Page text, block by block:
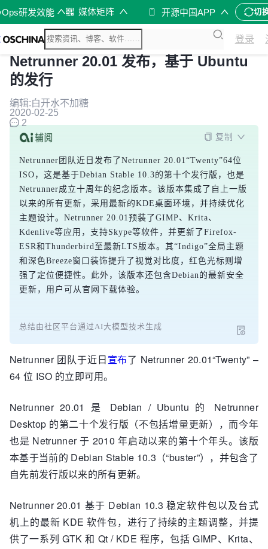
研发效能 媒体矩阵 开源中国APP 切
登录
Netrunner 20.01 发布，基于 Ubuntu
的发行
编辑:白开水不加糖
2020-02-25
2
复制
Netrunner团队近日发布了Netrunner 20.01“Twenty”64位
ISO，这是基于Debian Stable 10.3的第十个发行版，也是
Netrunner成立十周年的纪念版本。该版本集成了自上一版
以来的所有更新，采用最新的KDE桌面环境，并持续优化
主题设计。Netrunner 20.01预装了GIMP、Krita、
Kdenlive等应用，支持Skype等软件，并更新了Firefox-
ESR和Thunderbird至最新LTS版本。其“Indigo”全局主题
和深色Breeze窗口装饰提升了视觉对比度，红色光标则增
强了定位便捷性。此外，该版本还包含Debian的最新安全
更新，用户可从官网下载体验。
总结由社区平台通过AI大模型技术生成
Netrunner 团队于近日宣布了 Netrunner 20.01“Twenty” –
64 位 ISO 的立即可用。
Netrunner 20.01 是 Debian / Ubuntu 的 Netrunner
Desktop 的第二十个发行版（不包括增量更新），而今年
也是 Netrunner 于 2010 年启动以来的第十个年头。该版
本基于当前的 Debian Stable 10.3（“buster”），并包含了
自先前发行版以来的所有更新。
Netrunner 20.01 基于 Debian 10.3 稳定软件包以及台式
机上的最新 KDE 软件包，进行了持续的主题调整，并提
供了一系列 GTK 和 Qt / KDE 程序，包括 GIMP、Krita、